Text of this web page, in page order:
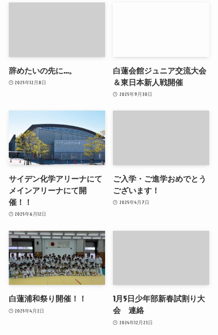
辞めたいの先に…。
2025年12月8日
白蓮会館ジュニア交流大会
＆東日本新人戦開催
2025年9月30日
サイデン化学アリーナにて
メインアリーナにて開
催！！
2025年6月12日
ご入学・ご進学おめでとう
ございます！
2025年4月7日
白蓮浦和祭り開催！！
2025年4月2日
1月5日少年部新春試割り大
会 連絡
2024年12月23日